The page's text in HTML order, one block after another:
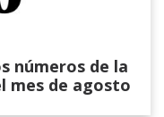
números de la
mes de agosto